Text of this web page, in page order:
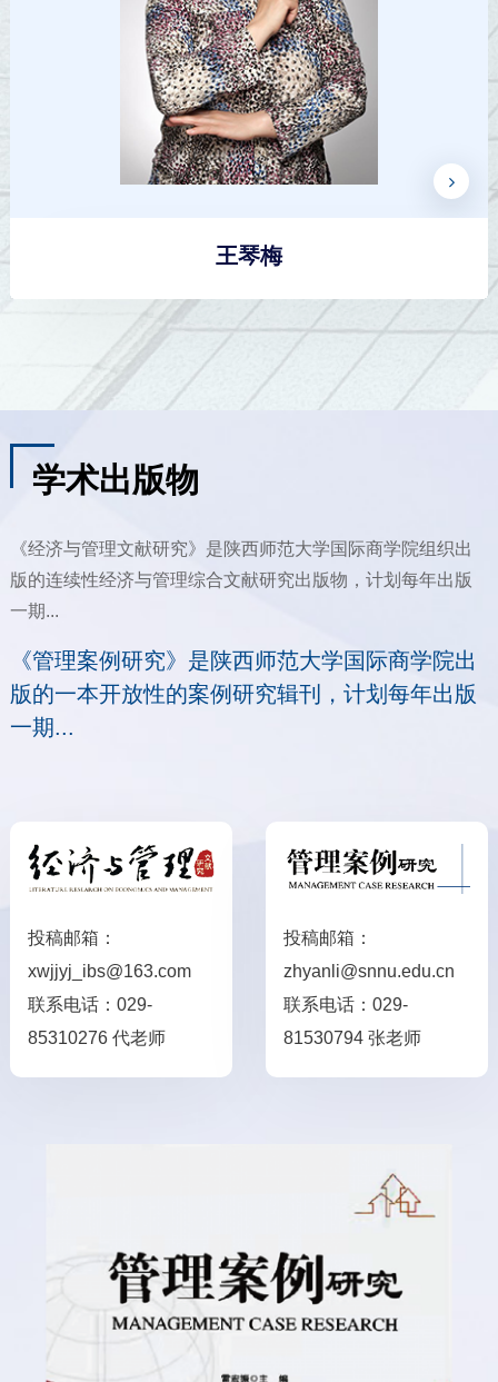
王琴梅
学术出版物
《经济与管理文献研究》是陕西师范大学国际商学院组织出
版的连续性经济与管理综合文献研究出版物，计划每年出版
一期...
《管理案例研究》是陕西师范大学国际商学院出
版的一本开放性的案例研究辑刊，计划每年出版
一期...
投稿邮箱：
xwjjyj_ibs@163.com
联系电话：029-
85310276 代老师
投稿邮箱：
zhyanli@snnu.edu.cn
联系电话：029-
81530794 张老师